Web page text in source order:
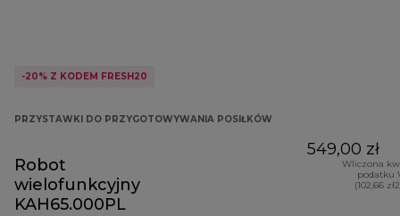
-20% Z KODEM FRESH20
PRZYSTAWKI DO PRZYGOTOWYWANIA POSIŁKÓW
Robot
wielofunkcyjny
KAH65.000PL
549,00 zł
Wliczona
podatku
(102,66